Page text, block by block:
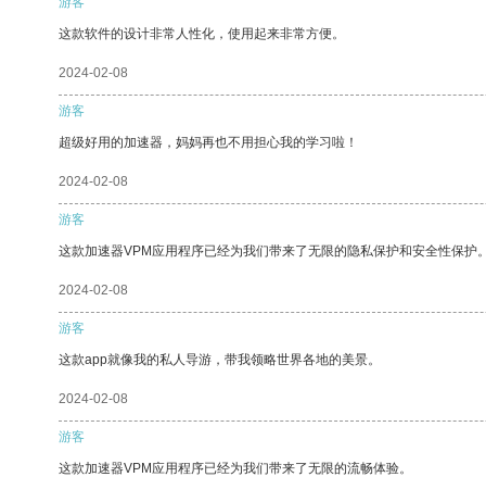
这款软件的设计非常人性化，使用起来非常方便。
2024-02-08
游客
超级好用的加速器，妈妈再也不用担心我的学习啦！
2024-02-08
游客
这款加速器VPM应用程序已经为我们带来了无限的隐私保护和安全性保护
2024-02-08
游客
这款app就像我的私人导游，带我领略世界各地的美景。
2024-02-08
游客
这款加速器VPM应用程序已经为我们带来了无限的流畅体验。